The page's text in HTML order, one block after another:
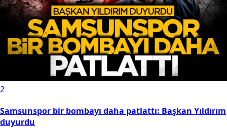
2
Samsunspor bir bombayı daha patlattı: Başkan Yıldırım
duyurdu